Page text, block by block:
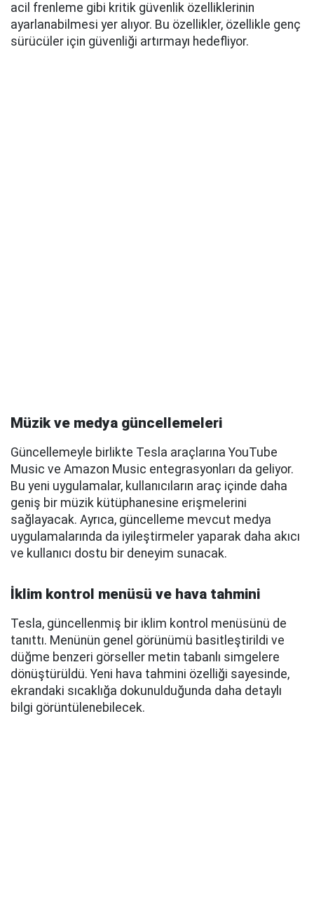
acil frenleme gibi kritik güvenlik özelliklerinin
ayarlanabilmesi yer alıyor. Bu özellikler, özellikle genç
sürücüler için güvenliği artırmayı hedefliyor.
Müzik ve medya güncellemeleri
Güncellemeyle birlikte Tesla araçlarına YouTube
Music ve Amazon Music entegrasyonları da geliyor.
Bu yeni uygulamalar, kullanıcıların araç içinde daha
geniş bir müzik kütüphanesine erişmelerini
sağlayacak. Ayrıca, güncelleme mevcut medya
uygulamalarında da iyileştirmeler yaparak daha akıcı
ve kullanıcı dostu bir deneyim sunacak.
İklim kontrol menüsü ve hava tahmini
Tesla, güncellenmiş bir iklim kontrol menüsünü de
tanıttı. Menünün genel görünümü basitleştirildi ve
düğme benzeri görseller metin tabanlı simgelere
dönüştürüldü. Yeni hava tahmini özelliği sayesinde,
ekrandaki sıcaklığa dokunulduğunda daha detaylı
bilgi görüntülenebilecek.